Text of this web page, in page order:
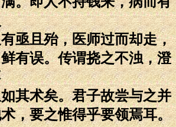
亟且殆，医师过而却走，
有误。传谓挠之不浊，澄
其术矣。君子故尝与之并
，要之惟得乎要领焉耳。